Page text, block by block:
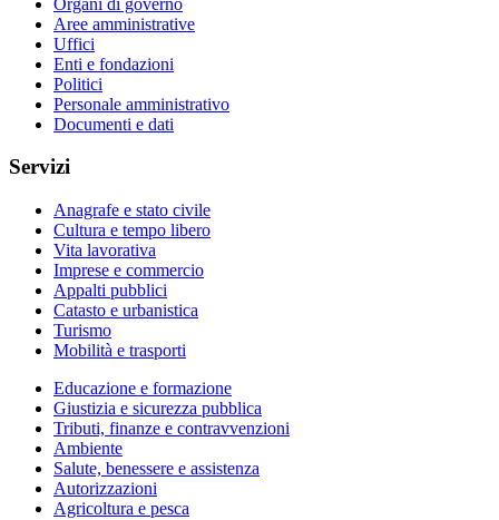
Aree amministrative
Uffici
Enti e fondazioni
Politici
Personale amministrativo
Documenti e dati
Servizi
Anagrafe e stato civile
Cultura e tempo libero
Vita lavorativa
Imprese e commercio
Appalti pubblici
Catasto e urbanistica
Turismo
Mobilità e trasporti
Educazione e formazione
Giustizia e sicurezza pubblica
Tributi, finanze e contravvenzioni
Ambiente
Salute, benessere e assistenza
Autorizzazioni
Agricoltura e pesca